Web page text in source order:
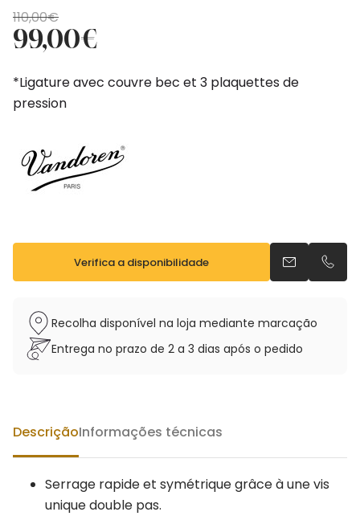
110,00€
O
preço
original
era:
110,00€.
99,00€
O
preço
atual
é:
99,00€.
*Ligature avec couvre bec et 3 plaquettes de
pression
Verifica a disponibilidade Envia um e-
Recolha disponível na loja mediante marcação
Entrega no prazo de 2 a 3 dias após o pedido
DescriçãoInformações técnicas
Serrage rapide et symétrique grâce à une vis
unique double pas.